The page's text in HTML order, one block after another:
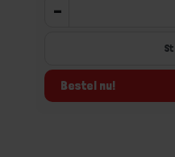
-
Bestel nu!